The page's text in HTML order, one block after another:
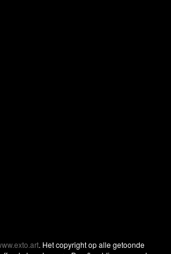
. Het copyright op alle getoonde